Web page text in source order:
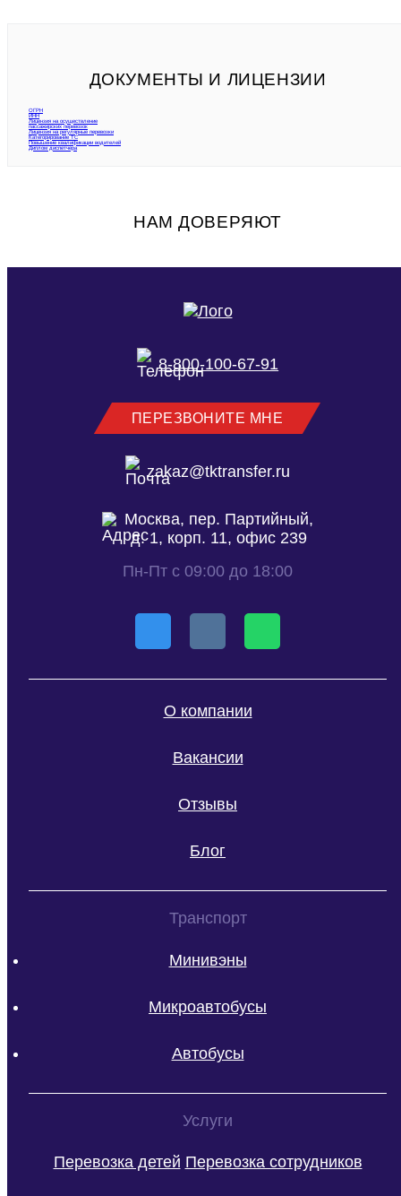
ДОКУМЕНТЫ И ЛИЦЕНЗИИ
ОГРН
ИНН
Лицензия на осуществление
пассажирских перевозок
Лицензия на регулярные перевозки
Категорирование ТС
Повышение квалификации водителей
Диплом диспетчера
НАМ ДОВЕРЯЮТ
8-800-100-67-91
ПЕРЕЗВОНИТЕ МНЕ
zakaz@tktransfer.ru
Москва, пер. Партийный,
д. 1, корп. 11, офис 239
Пн-Пт с 09:00 до 18:00
О компании
Вакансии
Отзывы
Блог
Транспорт
Минивэны
Микроавтобусы
Автобусы
Услуги
Перевозка детей Перевозка сотрудников